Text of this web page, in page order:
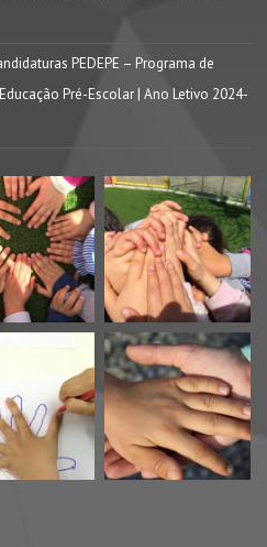
PEDEPE – Programa de
Pré-Escolar | Ano Letivo 2024-